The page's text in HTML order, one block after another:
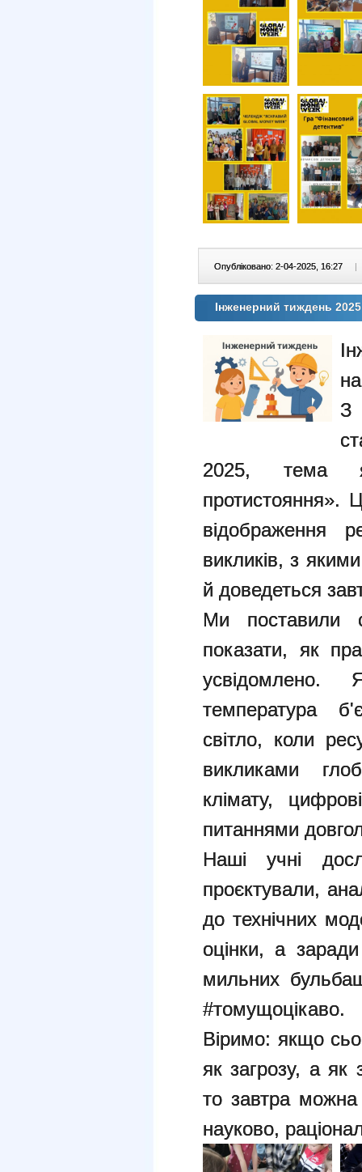
Опубліковано: 2-04-2025, 16:27 |
Інженерний тиждень 2025
З
2025, тема
протистояння».
відображення
викликів, з
й доведеться
Ми
показати, як
температура
світло, коли
викликами
клімату,
питаннями
Наші учні
проєктували,
до технічних
оцінки, а
мильних
#томущоцікаво.
Віримо: якщо
як загрозу, а як
то завтра можна
науково,